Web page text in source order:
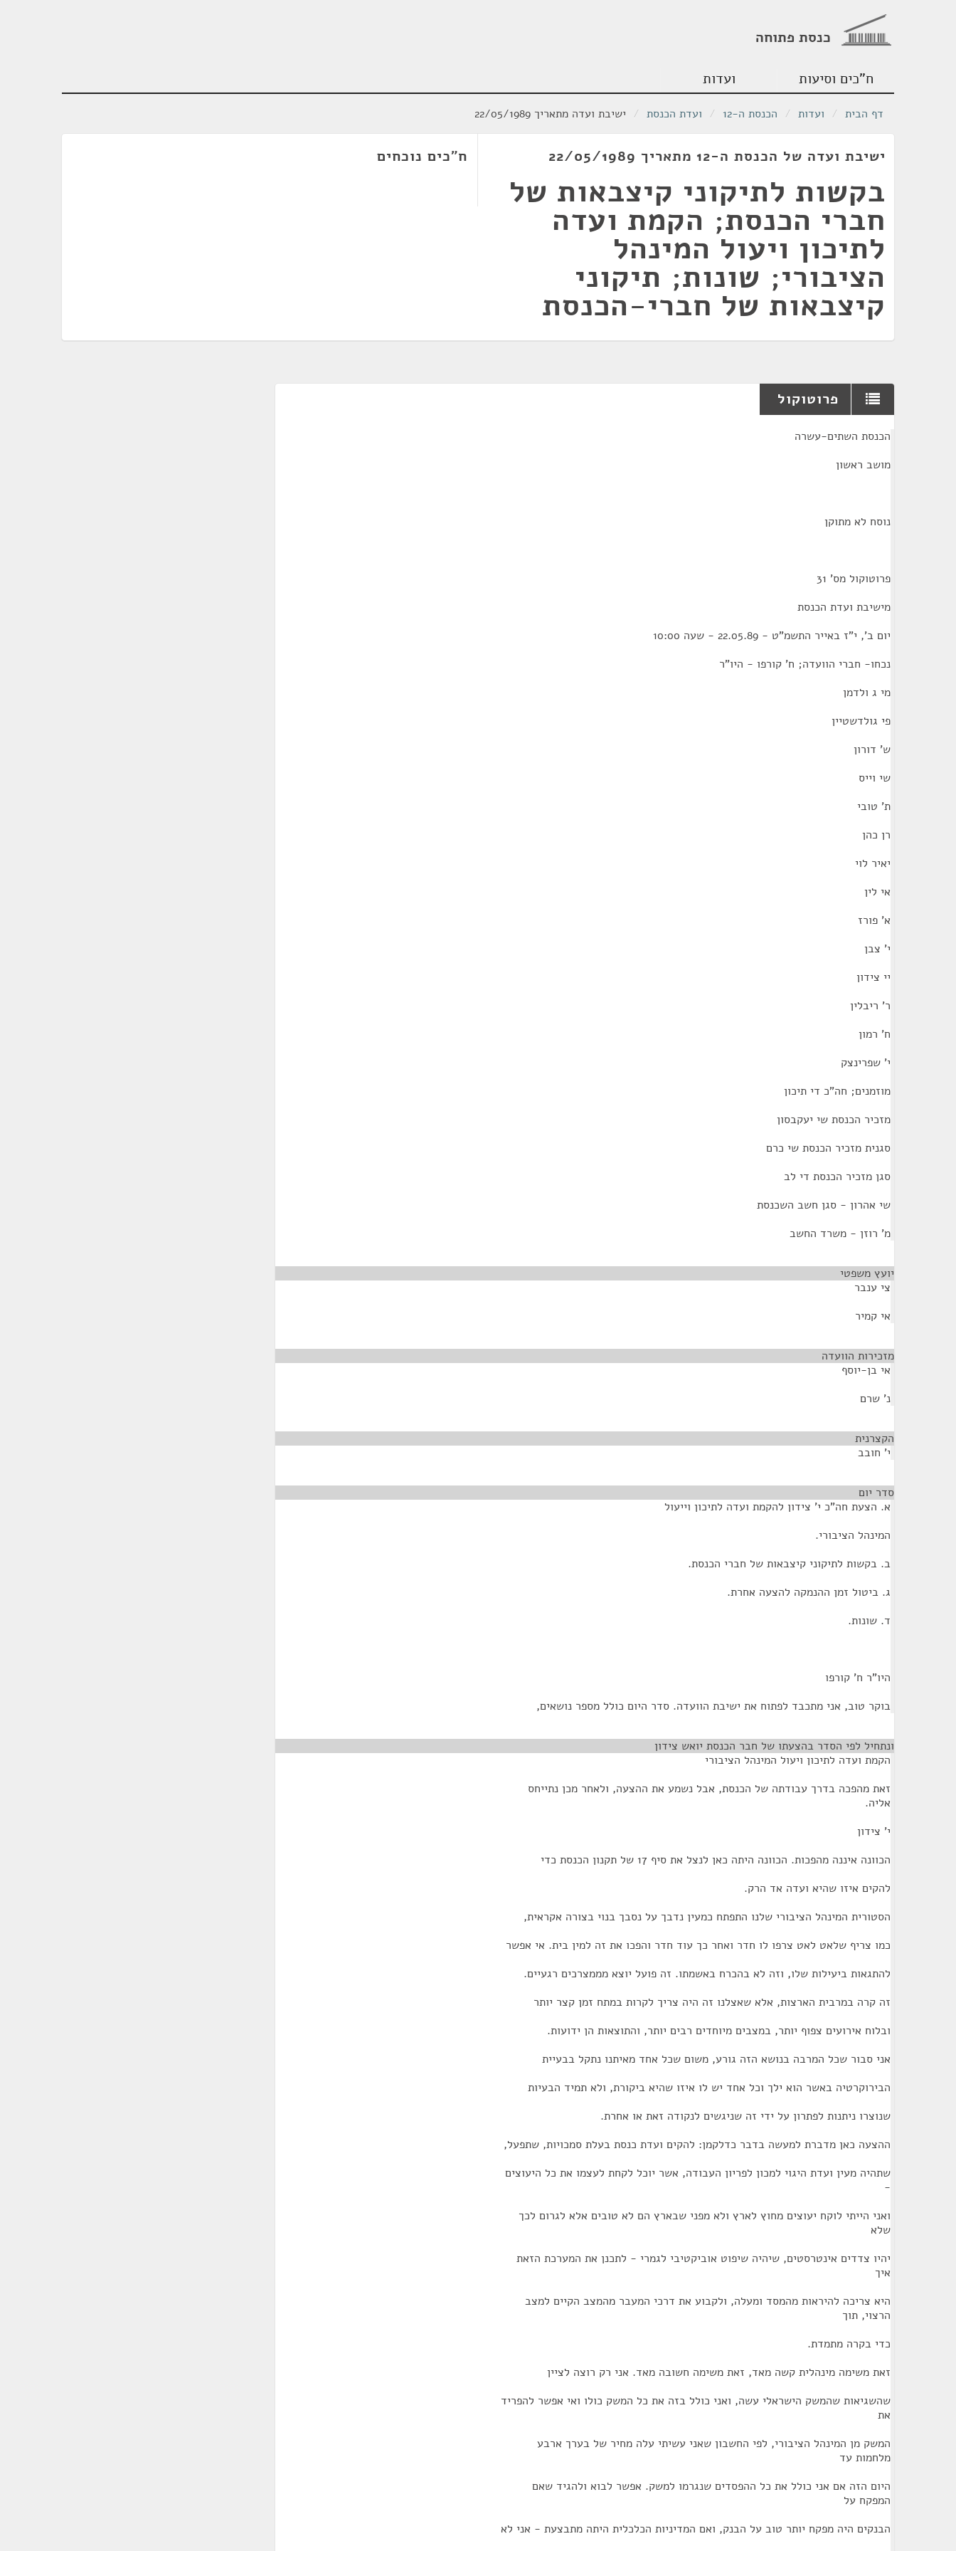
כנסת פתוחה
ח"כים וסיעות ועדות
דף הבית / ועדות / הכנסת ה-12 / ועדת הכנסת / ישיבת ועדה מתאריך 22/05/1989
ישיבת ועדה של הכנסת ה-12 מתאריך 22/05/1989
בקשות לתיקוני קיצבאות של
חברי הכנסת; הקמת ועדה
לתיכון ויעול המינהל
הציבורי; שונות; תיקוני
קיצבאות של חברי-הכנסת
ח"כים נוכחים
פרוטוקול
הכנסת השתים-עשרה
מושב ראשון
נוסח לא מתוקן
פרוטוקול מס' 31
מישיבת ועדת הכנסת
יום ב', י"ז באייר התשמ"ט - 22.05.89 - שעה 10:00
נכחו- חברי הוועדה; ח' קורפו - היו"ר
מי ג ולדמן
פי גולדשטיין
ש' דורון
שי וייס
ת' טובי
רן כהן
יאיר לוי
אי לין
א' פורז
י' צבן
יי צידון
ר' ריבלין
ח' רמון
י' שפרינצק
מוזמנים; חה"כ די תיכון
מזכיר הכנסת שי יעקבסון
סגנית מזכיר הכנסת שי כרם
סגן מזכיר הכנסת די לב
שי אהרון - סגן חשב השכנסת
מ' רוזן - משרד החשב
יועץ משפטי
צי ענבר
אי קמיר
מזכירות הוועדה
אי בן-יוסף
נ' שרם
הקצרנית
י' חובב
סדר יום
א. הצעת חה"כ י' צידון להקמת ועדה לתיכון וייעול
המינהל הציבורי.
ב. בקשות לתיקוני קיצבאות של חברי הכנסת.
ג. ביטול זמן ההנמקה להצעה אחרת.
ד. שונות.
היו"ר ח' קורפו
בוקר טוב, אני מתכבד לפתוח את ישיבת הוועדה. סדר היום כולל מספר נושאים,
ונתחיל לפי הסדר בהצעתו של חבר הכנסת יואש צידון
הקמת ועדה לתיכון ויעול המינהל הציבורי
זאת מהפכה בדרך עבודתה של הכנסת, אבל נשמע את ההצעה, ולאחר מכן נתייחס
אליה.
י' צידון
הכוונה איננה מהפכות. הכוונה היתה כאן לנצל את סיף 17 של תקנון הכנסת כדי
להקים איזו שהיא ועדה אד הרק.
הסטורית המינהל הציבורי שלנו התפתח כמעין נדבך על נסבך בנוי בצורה אקראית,
כמו צריף שלאט לאט צרפו לו חדר ואחר כך עוד חדר והפכו את זה למין בית. אי אפשר
להתגאות ביעילות שלו, וזה לא בהכרח באשמתו. זה פועל יוצא מממצרכים רגעיים.
זה קרה במרבית הארצות, אלא שאצלנו זה היה צריך לקרות במתח זמן קצר יותר
ובלוח אירועים צפוף יותר, במצבים מיוחדים רבים יותר, והתוצאות הן ידועות.
אני סבור שכל המרבה בנושא הזה גורע, משום שכל אחד מאיתנו נתקל בבעיית
הבירוקרטיה באשר הוא ילך וכל אחד יש לו איזו שהיא ביקורת, ולא תמיד הבעיות
שנוצרו ניתנות לפתרון על ידי זה שניגשים לנקודה זאת או אחרת.
ההצעה כאן מדברת למעשה בדבר כדלקמן: להקים ועדת כנסת בעלת סמכויות, שתפעל,
שתהיה מעין ועדת היגוי למכון לפריון העבודה, אשר יוכל לקחת לעצמו את כל היעוצים
-
ואני הייתי לוקח יעוצים מחוץ לארץ ולא מפני שבארץ הם לא טובים אלא לגרום לכך
שלא
יהיו צדדים אינטרסטים, שיהיה שיפוט אוביקטיבי לגמרי - לתכנן את המערכת הזאת
איך
היא צריכה להיראות מהמסד ומעלה, ולקבוע את דרכי המעבר מהמצב הקיים למצב
הרצוי, תוך
כדי בקרה מתמדת.
זאת משימה מינהלית קשה מאד, זאת משימה חשובה מאד. אני רק רוצה לציין
שהשגיאות שהמשק הישראלי עשה, ואני כולל בזה את כל המשק כולו ואי אפשר להפריד
את
המשק מן המינהל הציבורי, לפי החשבון שאני עשיתי עלה מחיר של בערך ארבע
מלחמות עד
היום הזה אם אני כולל את כל ההפסדים שנגרמו למשק. אפשר לבוא ולהגיד שאם
המפקח על
הבנקים היה מפקח יותר טוב על הבנק, ואם המדיניות הכלכלית היתה מתבצעת - אני לא